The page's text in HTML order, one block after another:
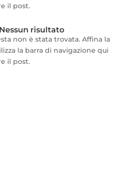
il post.
Nessun risultato
non è stata trovata. Affina la
la barra di navigazione qui
il post.